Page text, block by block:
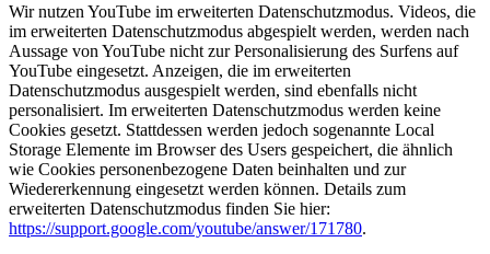
Wir nutzen YouTube im erweiterten Datenschutzmodus. Videos, die
im erweiterten Datenschutzmodus abgespielt werden, werden nach
Aussage von YouTube nicht zur Personalisierung des Surfens auf
YouTube eingesetzt. Anzeigen, die im erweiterten
Datenschutzmodus ausgespielt werden, sind ebenfalls nicht
personalisiert. Im erweiterten Datenschutzmodus werden keine
Cookies gesetzt. Stattdessen werden jedoch sogenannte Local
Storage Elemente im Browser des Users gespeichert, die ähnlich
wie Cookies personenbezogene Daten beinhalten und zur
Wiedererkennung eingesetzt werden können. Details zum
erweiterten Datenschutzmodus finden Sie hier:
https://support.google.com/youtube/answer/171780.